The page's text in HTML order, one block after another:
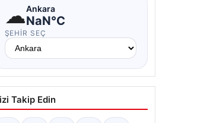
☁Ankara
NaN°C
ŞEHIR SEÇ
Takip Edin